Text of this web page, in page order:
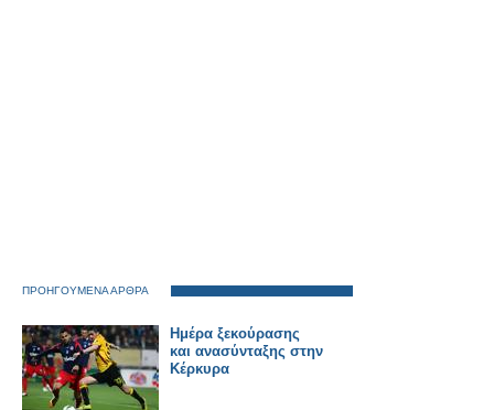
ΠΡΟΗΓΟΥΜΕΝΑ ΑΡΘΡΑ
Ημέρα ξεκούρασης
και ανασύνταξης στην
Κέρκυρα